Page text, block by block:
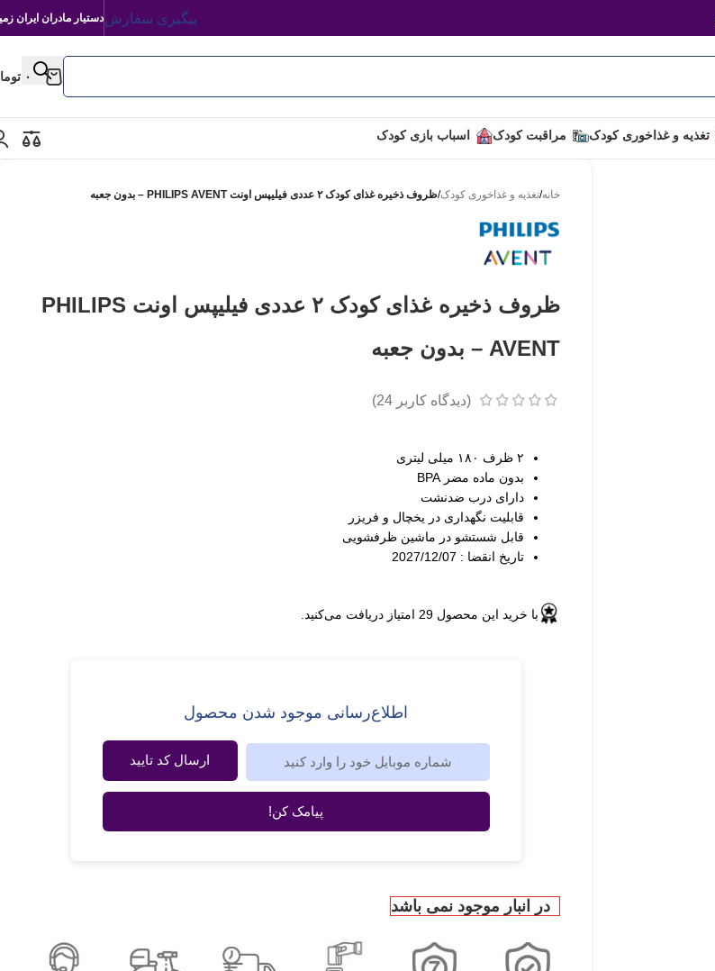
پیگیری سفارشدستیار مادران ایران
۰
تغذیه و غذاخوری کودک مراقبت کودک اسباب بازی کودک
خانه/تغذیه و غذاخوری کودک/ظروف ذخیره غذای کودک ۲ عددی فیلیپس اونت PHILIPS AVENT – بدون جعبه
ظروف ذخیره غذای کودک ۲ عددی فیلیپس اونت PHILIPS
AVENT – بدون جعبه
(دیدگاه کاربر 24
)
۲ ظرف ۱۸۰ میلی لیتری
بدون ماده مضر BPA
دارای درب ضدنشت
قابلیت نگهداری در یخچال و فریزر
قابل شستشو در ماشین ظرفشویی
تاریخ انقضا : 2027/12/07
با خرید این محصول 29 امتیاز دریافت می‌کنید.
اطلاع‌رسانی موجود شدن محصول
ارسال کد تایید
پیامک کن!
در انبار موجود نمی باشد